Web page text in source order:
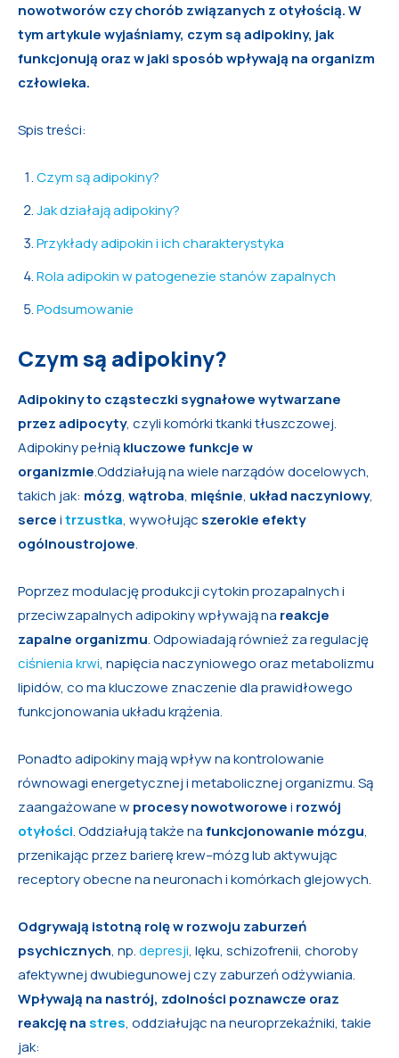
nowotworów czy chorób związanych z otyłością. W
tym artykule wyjaśniamy, czym są adipokiny, jak
funkcjonują oraz w jaki sposób wpływają na organizm
człowieka.
Spis treści:
Czym są adipokiny?
Jak działają adipokiny?
Przykłady adipokin i ich charakterystyka
Rola adipokin w patogenezie stanów zapalnych
Podsumowanie
Czym są adipokiny?
Adipokiny to cząsteczki sygnałowe wytwarzane
przez adipocyty, czyli komórki tkanki tłuszczowej.
Adipokiny pełniąkluczowe funkcje w
organizmie.Oddziałują na wiele narządów docelowych,
takich jak: mózg, wątroba, mięśnie, układ naczyniowy,
serceitrzustka, wywołując szerokie efekty
ogólnoustrojowe.
Poprzez modulację produkcji cytokin prozapalnych i
przeciwzapalnych adipokiny wpływają na reakcje
zapalne organizmu. Odpowiadają również za regulację
ciśnienia krwi, napięcia naczyniowego oraz metabolizmu
lipidów, co ma kluczowe znaczenie dla prawidłowego
funkcjonowania układu krążenia.
Ponadto adipokiny mają wpływ na kontrolowanie
równowagi energetycznej i metabolicznej organizmu. Są
zaangażowane w procesy nowotworowei rozwój
otyłości. Oddziałują także nafunkcjonowanie mózgu,
przenikając przez barierę krew–mózg lub aktywując
receptory obecne na neuronach i komórkach glejowych.
Odgrywają istotną rolę w rozwoju zaburzeń
psychicznych, np.depresji, lęku, schizofrenii, choroby
afektywnej dwubiegunowej czy zaburzeń odżywiania.
Wpływają na nastrój, zdolności poznawcze oraz
reakcję na stres, oddziałując na neuroprzekaźniki, takie
jak: